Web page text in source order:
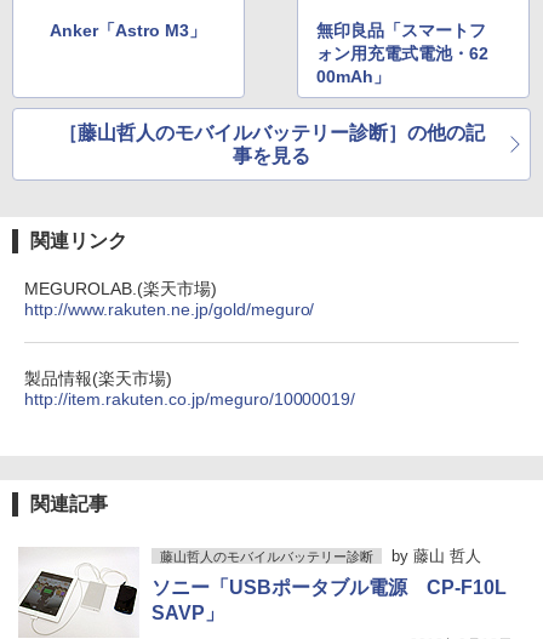
Anker「Astro M3」
無印良品「スマートフ
ォン用充電式電池・62
00mAh」
［藤山哲人のモバイルバッテリー診断］の他の記
事を見る
関連リンク
MEGUROLAB.(楽天市場)
http://www.rakuten.ne.jp/gold/meguro/
製品情報(楽天市場)
http://item.rakuten.co.jp/meguro/10000019/
関連記事
藤山哲人のモバイルバッテリー診断 by 藤山 哲人
ソニー「USBポータブル電源 CP-F10L
SAVP」